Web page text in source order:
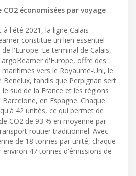
CO2 économisées par voyage
l'été 2021, la ligne Calais-
constitue un lien essentiel
l'Europe. Le terminal de Calais,
d'Europe, offre des
vers le Royaume-Uni, le
Benelux, tandis que Perpignan sert
sud de la France et les régions
en Espagne. Chaque
42 unités, ce qui permet de
CO2 de 93 % en moyenne par
routier traditionnel. Avec
de 18 tonnes par unité, chaque
47 tonnes d'émissions de